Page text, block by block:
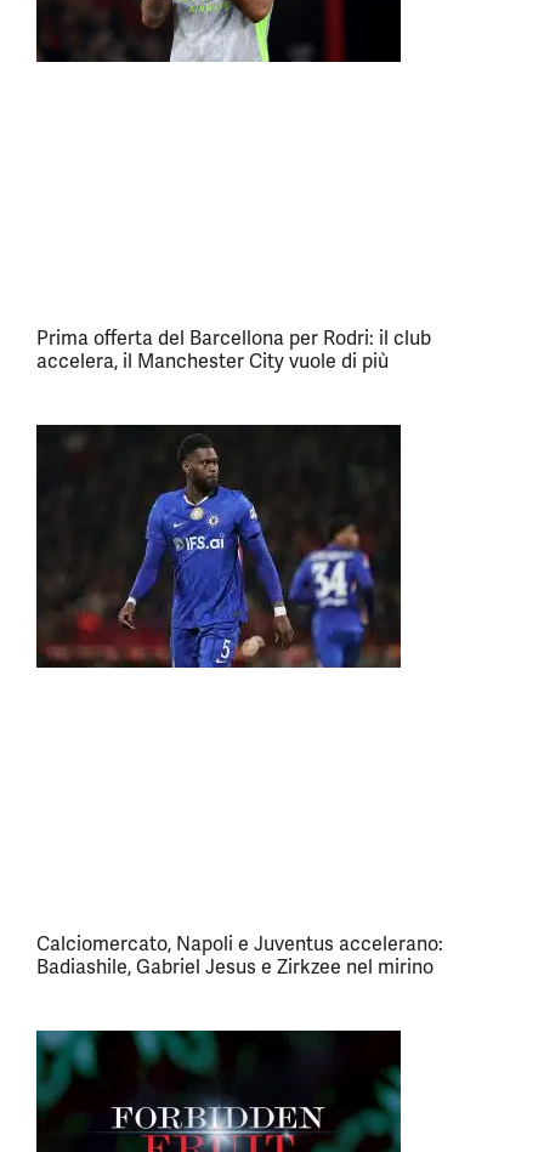
Prima offerta del Barcellona per Rodri: il club
accelera, il Manchester City vuole di più
Calciomercato, Napoli e Juventus accelerano:
Badiashile, Gabriel Jesus e Zirkzee nel mirino